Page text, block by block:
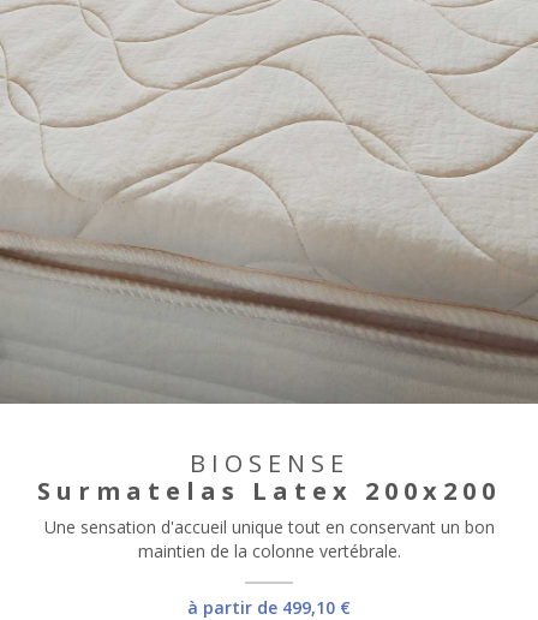
BIOSENSE
Surmatelas Latex 200x200
Une sensation d'accueil unique tout en conservant un bon
maintien de la colonne vertébrale.
à partir de 499,10 €